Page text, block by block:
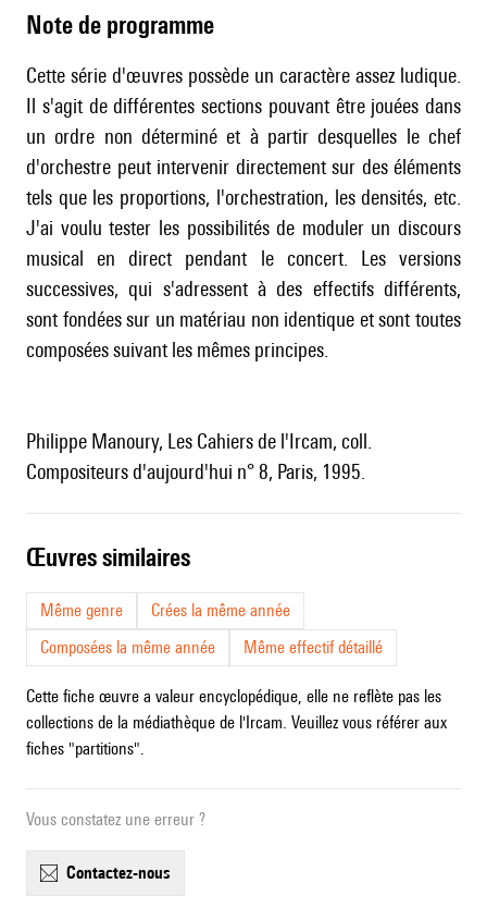
Note de programme
Cette série d'œuvres possède un caractère assez ludique.
Il s'agit de différentes sections pouvant être jouées dans
un ordre non déterminé et à partir desquelles le chef
d'orchestre peut intervenir directement sur des éléments
tels que les proportions, l'orchestration, les densités, etc.
J'ai voulu tester les possibilités de moduler un discours
musical en direct pendant le concert. Les versions
successives, qui s'adressent à des effectifs différents,
sont fondées sur un matériau non identique et sont toutes
composées suivant les mêmes principes.
Philippe Manoury, Les Cahiers de l'Ircam, coll.
Compositeurs d'aujourd'hui n° 8, Paris, 1995.
œuvres similaires
Même genre
Crées la même année
Composées la même année
Même effectif détaillé
Cette fiche œuvre a valeur encyclopédique, elle ne reflète pas les
collections de la médiathèque de l'Ircam. Veuillez vous référer aux
fiches "partitions".
Vous constatez une erreur ?
contactez-nous